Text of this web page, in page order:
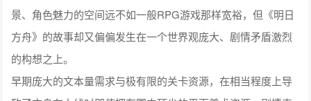
景、角色魅力的空间远不如一般RPG游戏那样宽裕，但《明日
方舟》的故事却又偏偏发生在一个世界观庞大、剧情矛盾激烈
的构想之上。
早期庞大的文本量需求与极有限的关卡资源，在相当程度上导